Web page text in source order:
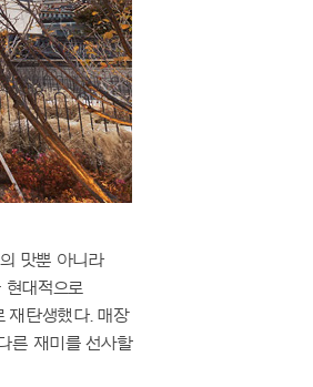
맛뿐 아니라
대적으로
재탄생했다. 매장
른 재미를 선사할